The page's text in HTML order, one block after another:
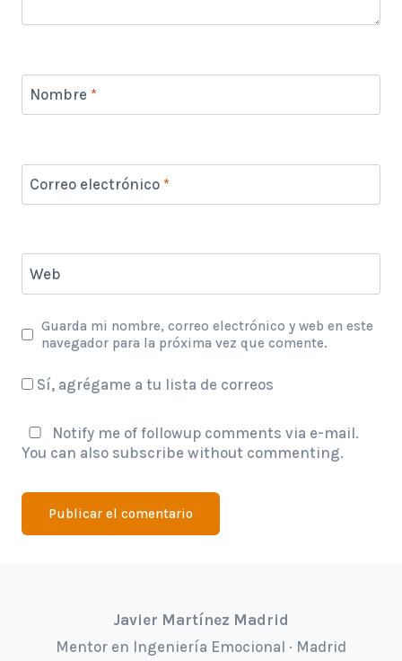
Nombre *
Correo electrónico *
Web
Guarda mi nombre, correo electrónico y web en este
navegador para la próxima vez que comente.
Sí, agrégame a tu lista de correos
Notify me of followup comments via e-mail.
You can also subscribe without commenting.
Javier Martínez Madrid
Mentor en Ingeniería Emocional · Madrid